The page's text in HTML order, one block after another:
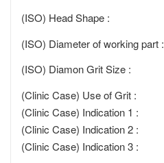
(ISO) Head Shape :
(ISO) Diameter of working part :
(ISO) Diamon Grit Size :
(Clinic Case) Use of Grit :
(Clinic Case) Indication 1 :
(Clinic Case) Indication 2 :
(Clinic Case) Indication 3 :